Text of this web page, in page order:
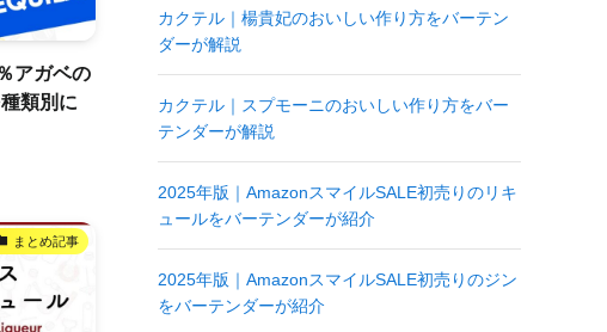
アガベの
類別に
まとめ記事
カクテル｜楊貴妃のおいしい作り方をバーテン
ダーが解説
カクテル｜スプモーニのおいしい作り方をバー
テンダーが解説
2025年版｜AmazonスマイルSALE初売りのリキ
ュールをバーテンダーが紹介
2025年版｜AmazonスマイルSALE初売りのジン
をバーテンダーが紹介